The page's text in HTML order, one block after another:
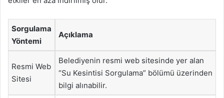
Sorgulama
Yöntemi
Açıklama
Resmi Web
Sitesi
Belediyenin resmi web sitesinde yer alan
“Su Kesintisi Sorgulama” bölümü üzerinden
bilgi alınabilir.